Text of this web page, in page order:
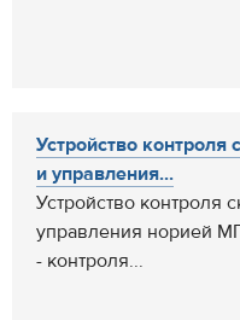
Устройство контроля
и управления...
Устройство контроля
управления норией
- контроля...